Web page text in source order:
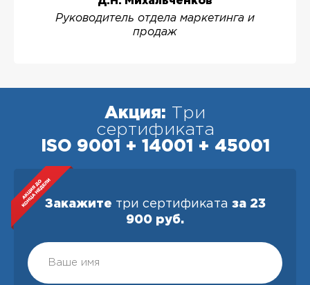
Руководитель отдела маркетинга и
продаж
Акция: Три
сертификата
ISO 9001 + 14001 + 45001
Закажите три сертификата за 23
900 руб.